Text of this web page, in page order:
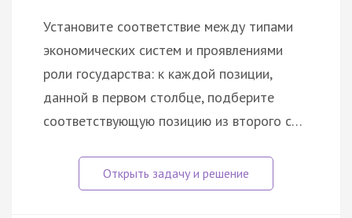
Установите соответствие между типами
экономических систем и проявлениями
роли государства: к каждой позиции,
данной в первом столбце, подберите
соответствующую позицию из второго с…